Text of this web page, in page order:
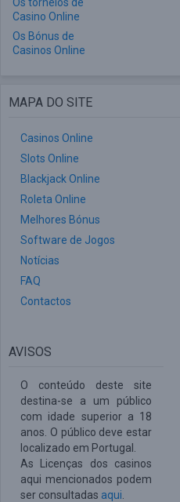
Casino Online
Os Bónus de
Casinos Online
MAPA DO SITE
Casinos Online
Slots Online
Blackjack Online
Roleta Online
Melhores Bónus
Software de Jogos
Notícias
FAQ
Contactos
AVISOS
O conteúdo deste site
destina-se a um público
com idade superior a 18
anos. O público deve estar
localizado em Portugal.
As Licenças dos casinos
aqui mencionados podem
ser consultadas aqui